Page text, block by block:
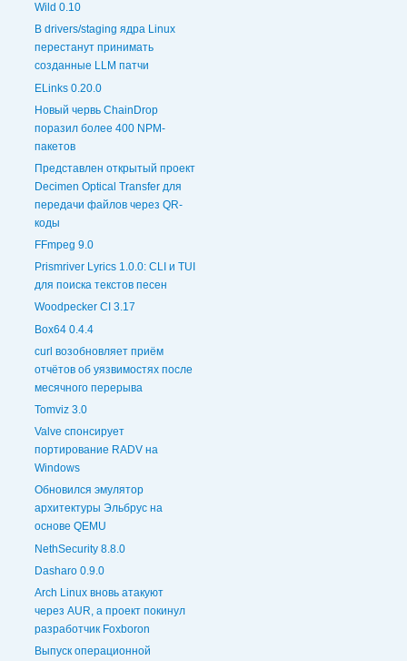
Wild 0.10
В drivers/staging ядра Linux
перестанут принимать
созданные LLM патчи
ELinks 0.20.0
Новый червь ChainDrop
поразил более 400 NPM-
пакетов
Представлен открытый проект
Decimen Optical Transfer для
передачи файлов через QR-
коды
FFmpeg 9.0
Prismriver Lyrics 1.0.0: CLI и TUI
для поиска текстов песен
Woodpecker CI 3.17
Box64 0.4.4
curl возобновляет приём
отчётов об уязвимостях после
месячного перерыва
Tomviz 3.0
Valve спонсирует
портирование RADV на
Windows
Обновился эмулятор
архитектуры Эльбрус на
основе QEMU
NethSecurity 8.8.0
Dasharo 0.9.0
Arch Linux вновь атакуют
через AUR, а проект покинул
разработчик Foxboron
Выпуск операционной